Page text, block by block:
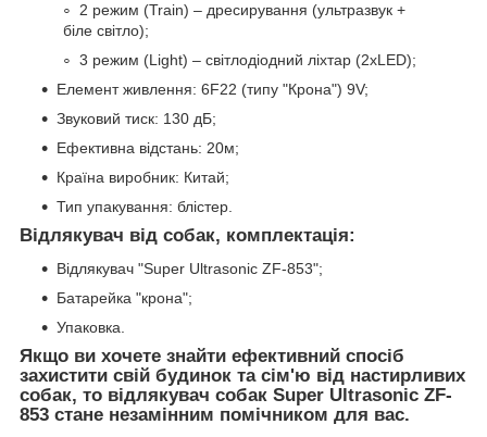
2 режим (Train) – дресирування (ультразвук +
біле світло);
3 режим (Light) – світлодіодний ліхтар (2хLED);
Елемент живлення: 6F22 (типу "Крона") 9V;
Звуковий тиск: 130 дБ;
Ефективна відстань: 20м;
Країна виробник: Китай;
Тип упакування: блістер.
Відлякувач від собак, комплектація:
Відлякувач "Super Ultrasonic ZF-853";
Батарейка "крона";
Упаковка.
Якщо ви хочете знайти ефективний спосіб
захистити свій будинок та сім'ю від настирливих
собак, то відлякувач собак Super Ultrasonic ZF-
853 стане незамінним помічником для вас.